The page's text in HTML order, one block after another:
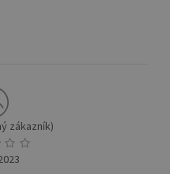
zákazník)